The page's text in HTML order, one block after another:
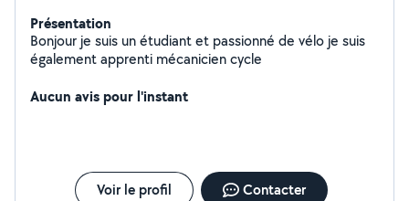
Présentation
Bonjour je suis un étudiant et passionné de vélo je suis
également apprenti mécanicien cycle
Aucun avis pour l'instant
Voir le profil Contacter